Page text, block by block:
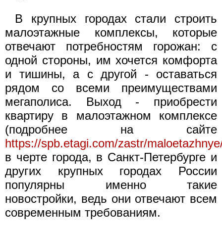
В крупных городах стали строить
малоэтажные комплексы, которые
отвечают потребностям горожан: с
одной стороны, им хочется комфорта
и тишины, а с другой - оставаться
рядом со всеми преимуществами
мегаполиса. Выход - приобрести
квартиру в малоэтажном комплексе
(подробнее на сайте
https://spb.etagi.com/zastr/
в черте города, в Санкт-Петербурге и
других крупных городах России
популярны именно такие
новостройки, ведь они отвечают всем
современным требованиям.